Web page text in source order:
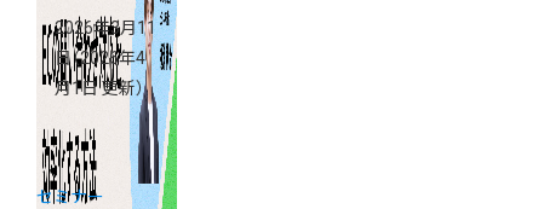
2026年3月11
日（2026年4
月1日 更新）
セミナー